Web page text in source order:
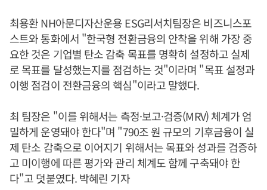
최용환 NH아문디자산운용 ESG리서치팀장은 비즈니스포
스트와 통화에서 "한국형 전환금융의 안착을 위해 가장 중
요한 것은 기업별 탄소 감축 목표를 명확히 설정하고 실제
로 목표를 달성했는지를 점검하는 것"이라며 "목표 설정과
이행 점검이 전환금융의 핵심"이라고 말했다.
최 팀장은 "이를 위해서는 측정·보고·검증(MRV) 체계가 엄
밀하게 운영돼야 한다"며 "790조 원 규모의 기후금융이 실
제 탄소 감축으로 이어지기 위해서는 목표와 성과를 검증하
고 미이행에 따른 평가와 관리 체계도 함께 구축돼야 한
다"고 덧붙였다. 박혜린 기자